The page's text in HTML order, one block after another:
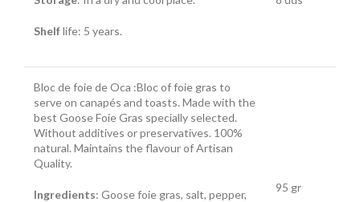
Shelflife: 5 years.
Bloc de foie de Oca :Bloc of foie gras to
serve on canapés and toasts. Made with the
best Goose Foie Gras specially selected.
Without additives or preservatives. 100%
natural. Maintains the flavour of Artisan
Quality.
Ingredients: Goose foie gras, salt, pepper,
95 gr